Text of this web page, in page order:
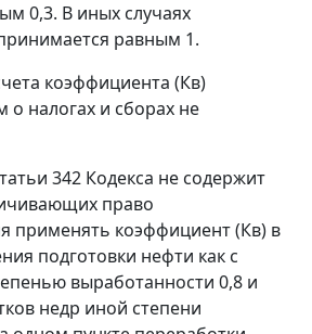
0,3. В иных случаях
равным 1.
коэффициента (Кв)
о налогах и сборах не
342 Кодекса не содержит
право
применять коэффициент (Кв) в
подготовки нефти как с
выработанности 0,8 и
недр иной степени